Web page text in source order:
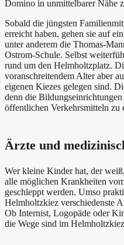
Domino in unmittelbarer Nähe
Sobald die jüngsten
erreicht haben, gehen sie auf
unter anderem die Thomas-
Ostrom-Schule. Selbst
rund um den Helmholtzplatz.
voranschreitendem Alter aber
eigenen Kiezes gelegen sind.
denn die
öffentlichen Verkehrsmitteln zu
Ärzte und
Wer kleine Kinder hat, der
alle möglichen Krankheiten
geschleppt werden. Umso
Helmholtzkiez verschiedenste
Ob Internist, Logopäde oder
die Wege sind im